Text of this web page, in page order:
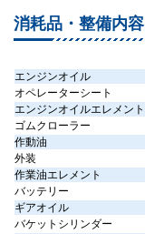
消耗品・整備内容
エンジンオイル
オペレーターシート
エンジンオイルエレメント
ゴムクローラー
作動油
外装
作業油エレメント
バッテリー
ギアオイル
バケットシリンダー